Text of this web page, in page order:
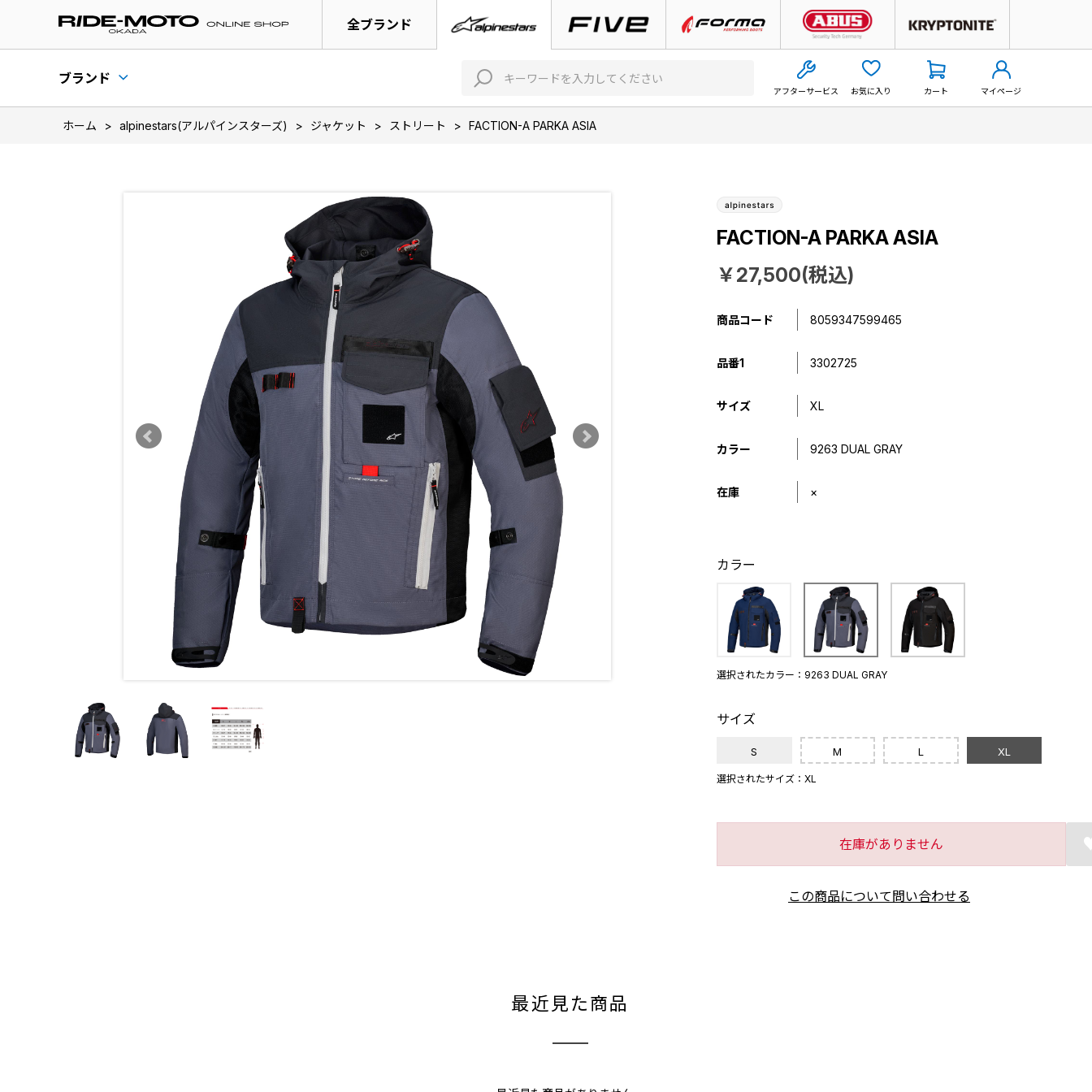
全ブランド
ブランド
アフターサービス お気に入り カート マイページ
ホーム > alpinestars(アルパインスターズ) > ジャケット > ストリート > FACTION-A PARKA ASIA
FACTION-A PARKA ASIA
￥27,500(税込)
商品コード 8059347599465
品番1 3302725
サイズ XL
カラー 9263 DUAL GRAY
在庫 ×
カラー
選択されたカラー：9263 DUAL GRAY
サイズ
S M L XL
選択されたサイズ：XL
在庫がありません
この商品について問い合わせる
最近見た商品